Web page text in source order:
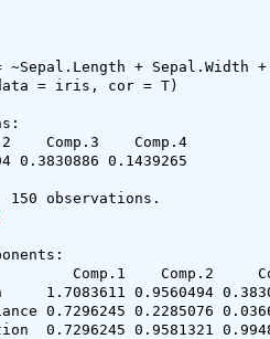
~Sepal.Length + Sepal.Width
= iris, cor = T)
Comp.3    Comp.4
0.3830886 0.1439265
Comp.1    Comp.2
1.7083611 0.9560494
0.7296245 0.2285076
0.7296245 0.9581321